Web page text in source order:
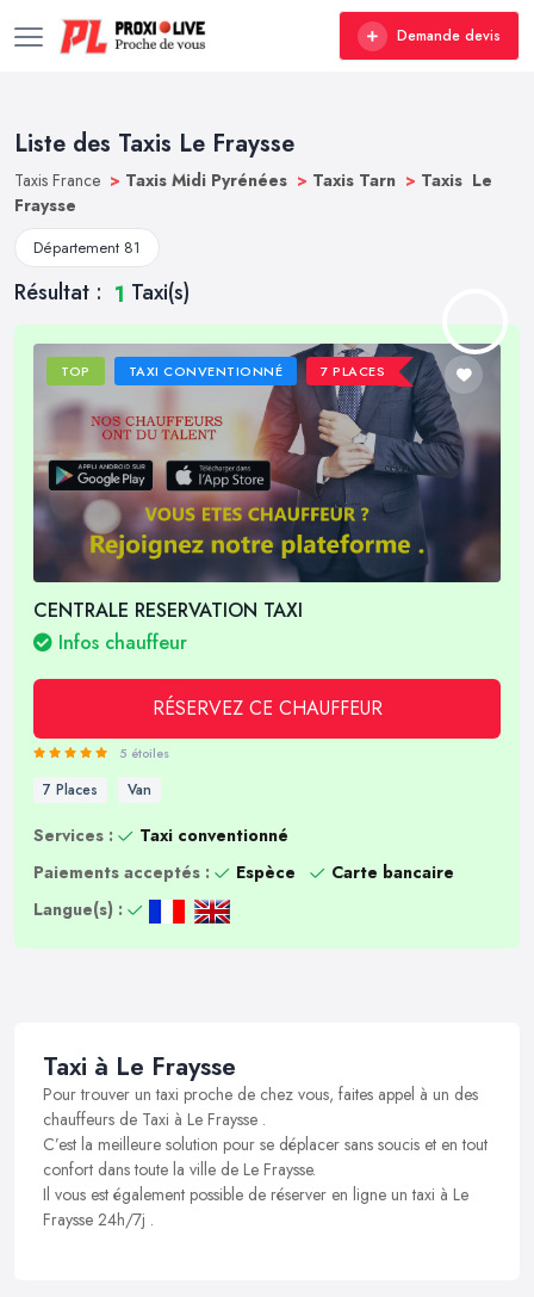
Demande devis
Liste des Taxis Le Fraysse
Taxis France > Taxis Midi Pyrénées > Taxis Tarn > Taxis Le
Fraysse
Département 81
Résultat : 1 Taxi(s)
TOP TAXI CONVENTIONNÉ 7 PLACES
CENTRALE RESERVATION TAXI
Infos chauffeur
RÉSERVEZ CE CHAUFFEUR
5 étoiles
7 Places Van
Services :
Taxi conventionné
Paiements acceptés :
Espèce
Carte bancaire
Langue(s) :
Taxi à Le Fraysse
Pour trouver un taxi proche de chez vous, faites appel à un des
chauffeurs de Taxi à Le Fraysse .
C’est la meilleure solution pour se déplacer sans soucis et en tout
confort dans toute la ville de Le Fraysse.
Il vous est également possible de réserver en ligne un taxi à Le
Fraysse 24h/7j .